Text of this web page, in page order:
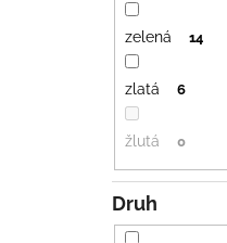
zelená 14
zlatá 6
žlutá 0
Druh